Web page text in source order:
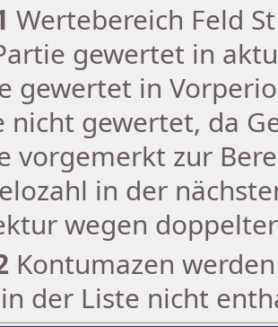
Wertebereich Feld
gewertet in
gewertet in
nicht gewertet, da
vorgemerkt zur
in der
wegen
Kontumazen
der Liste nicht